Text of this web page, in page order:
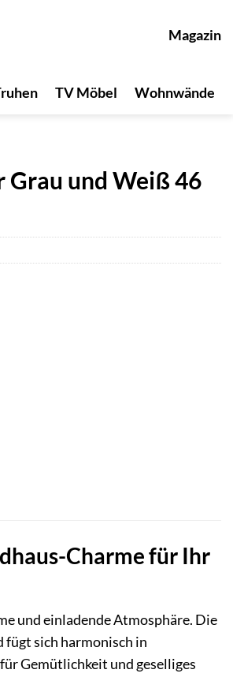
Magazin
TV Möbel Wohnwände
Grau und Weiß 46
Charme für Ihr
und einladende Atmosphäre. Die
fügt sich harmonisch in
Gemütlichkeit und geselliges